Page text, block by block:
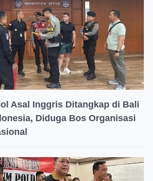
Asal Inggris Ditangkap di Bali
Diduga Bos Organisasi